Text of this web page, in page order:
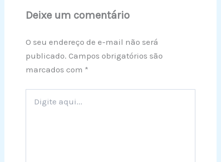
Deixe um comentário
O seu endereço de e-mail não será
publicado. Campos obrigatórios são
marcados com *
aqui...